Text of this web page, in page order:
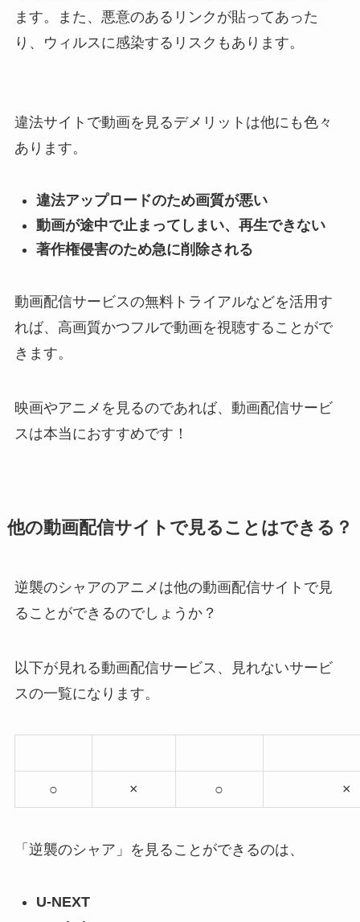
ます。また、悪意のあるリンクが貼ってあった
り、ウィルスに感染するリスクもあります。
違法サイトで動画を見るデメリットは他にも色々
あります。
違法アップロードのため画質が悪い
動画が途中で止まってしまい、再生できない
著作権侵害のため急に削除される
動画配信サービスの無料トライアルなどを活用す
れば、高画質かつフルで動画を視聴することがで
きます。
映画やアニメを見るのであれば、動画配信サービ
スは本当におすすめです！
他の動画配信サイトで見ることはできる？
逆襲のシャアのアニメは他の動画配信サイトで見
ることができるのでしょうか？
以下が見れる動画配信サービス、見れないサービ
スの一覧になります。
○ × ○ ×
「逆襲のシャア」を見ることができるのは、
U-NEXT